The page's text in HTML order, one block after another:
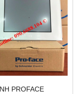
PROFACE